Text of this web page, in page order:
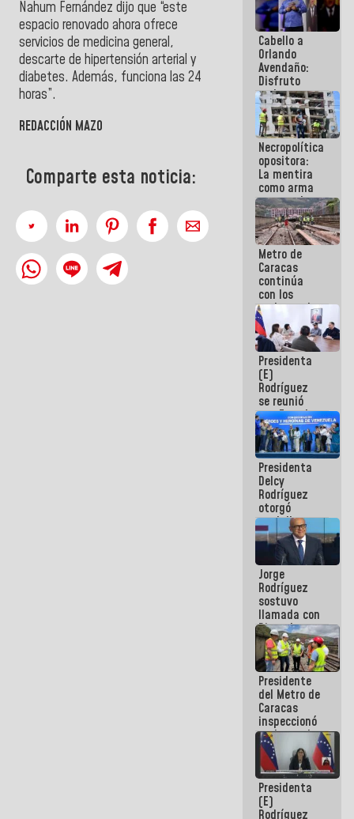
Nahum Fernández dijo que “este
espacio renovado ahora ofrece
servicios de medicina general,
descarte de hipertensión arterial y
diabetes. Además, funciona las 24
horas”.
REDACCIÓN MAZO
Comparte esta noticia:
manejo de
escombros
en La Guaira
Cabello a
Orlando
Avendaño:
Disfruto
cada vez
que escribes
porque lo
que haces
es
embarrarla
Necropolítica
opositora:
La mentira
como arma
contra el
Pueblo
Metro de
Caracas
continúa
con los
trabajos de
mantenimiento
e inspección
en la Línea 2
Presidenta
(E)
Rodríguez
se reunió
con Estado
Mayor
Eléctrico
para
abordar
planes de
acción
Presidenta
Delcy
Rodríguez
otorgó
medalla
"Héroe de
Venezuela"
a servidores
públicos
Jorge
Rodríguez
sostuvo
llamada con
Dinorah
Figuera y
acuerdan
primer
encuentro
presencial
para el
diálogo
Presidente
del Metro de
Caracas
inspeccionó
trabajos de
rehabilitación
y
modernización
de la vía
férrea
Presidenta
(E)
Rodríguez